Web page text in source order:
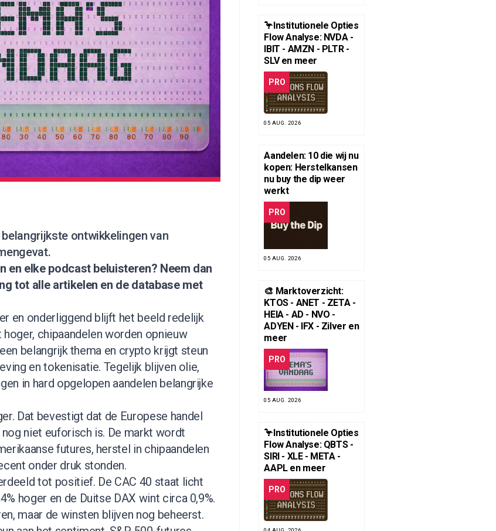
ontwikkelingen van
en elke podcast beluisteren? Neem dan
tot alle artikelen en de database met
en onderliggend blijft het beeld redelijk
chipaandelen worden opnieuw
belangrijk thema en crypto krijgt steun
en tokenisatie. Tegelijk blijven olie,
in hard opgelopen aandelen belangrijke
Dat bevestigt dat de Europese handel
niet euforisch is. De markt wordt
futures, herstel in chipaandelen
onder druk stonden.
tot positief. De CAC 40 staat licht
hoger en de Duitse DAX wint circa 0,9%.
maar de winsten blijven nog beheerst.
🦩Institutionele Opties
Flow Analyse: NVDA -
IBIT - AMZN - PLTR -
SLV en meer
PRO
05 AUG. 2026
Aandelen: 10 die wij nu
kopen: Herstelkansen
nu buy the dip weer
werkt
PRO
05 AUG. 2026
🎨 Marktoverzicht:
KTOS - ANET - ZETA -
HEIA - AD - NVO -
ADYEN - IFX - Zilver en
meer
PRO
05 AUG. 2026
🦩Institutionele Opties
Flow Analyse: QBTS -
SIRI - XLE - META -
AAPL en meer
PRO